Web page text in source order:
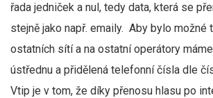
řada jedniček a nul, tedy data, která se
stejně jako např. emaily. Aby bylo možné
ostatních sítí a na ostatní operátory
ústřednu a přidělená telefonní čísla dle
Vtip je v tom, že díky přenosu hlasu po